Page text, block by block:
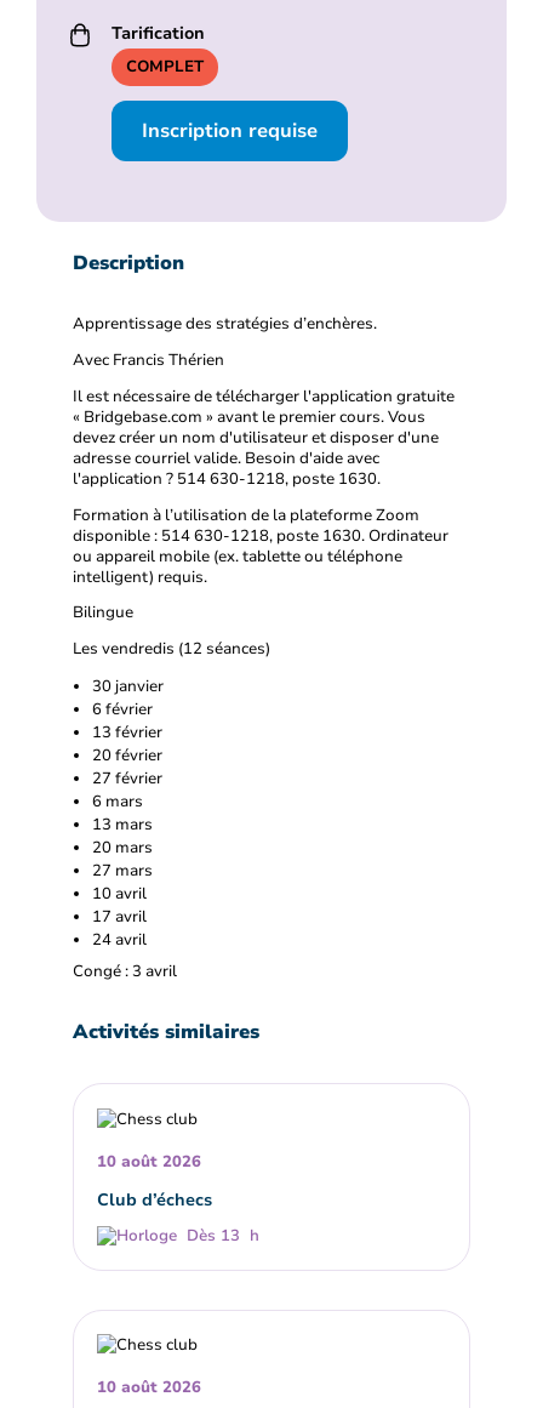
Tarification
COMPLET
Inscription requise
Description
Apprentissage des stratégies d’enchères.
Avec Francis Thérien
Il est nécessaire de télécharger l'application gratuite
« Bridgebase.com » avant le premier cours. Vous
devez créer un nom d'utilisateur et disposer d'une
adresse courriel valide. Besoin d'aide avec
l'application ? 514 630-1218, poste 1630.
Formation à l’utilisation de la plateforme Zoom
disponible : 514 630-1218, poste 1630. Ordinateur
ou appareil mobile (ex. tablette ou téléphone
intelligent) requis.
Bilingue
Les vendredis (12 séances)
30 janvier
6 février
13 février
20 février
27 février
6 mars
13 mars
20 mars
27 mars
10 avril
17 avril
24 avril
Congé : 3 avril
Activités similaires
10 août 2026
Club d’échecs
Dès 13 h
10 août 2026